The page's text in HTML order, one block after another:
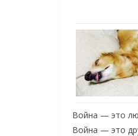
Война — это
Война — это